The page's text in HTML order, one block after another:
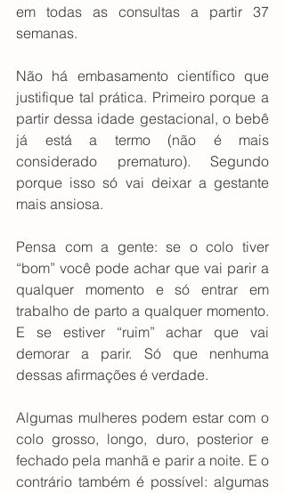
em todas as consultas a partir 37
semanas.
Não há embasamento científico que
justifique tal prática. Primeiro porque a
partir dessa idade gestacional, o bebê
já está a termo (não é mais
considerado prematuro). Segundo
porque isso só vai deixar a gestante
mais ansiosa.
Pensa com a gente: se o colo tiver
“bom” você pode achar que vai parir a
qualquer momento e só entrar em
trabalho de parto a qualquer momento.
E se estiver “ruim” achar que vai
demorar a parir. Só que nenhuma
dessas afirmações é verdade.
Algumas mulheres podem estar com o
colo grosso, longo, duro, posterior e
fechado pela manhã e parir a noite. E o
contrário também é possível: algumas